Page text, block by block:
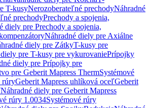
T-kusyNerozoberateľné prechodyNáhradné
prechodyPrechody a spojenia,
diely pre Prechody a spojenia,
Náhradné diely pre Axiálne
diely pre ZátkyT-kusy pre
pre T-kusy pre vykurovaniePrípojky
diely pre Prípojky pre
pre Geberit Mapress ThermSystémové
rúryGeberit Mapress uhlíková oceľGeberit
Náhradné diely pre Geberit Mapress
rúry 1.0034Systémové rúry